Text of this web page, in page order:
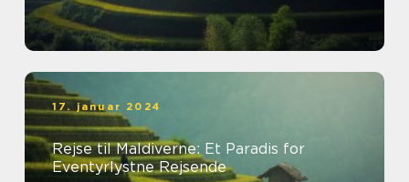
17. januar 2024
Rejse til Maldiverne: Et Paradis for
Eventyrlystne Rejsende